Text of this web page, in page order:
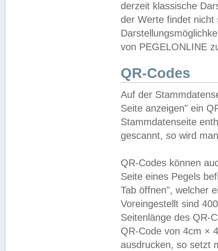
derzeit klassische
der Werte findet
von PEGELONLINE
QR-Codes
Auf der
Seite anzeigen" ein
Stammdatenseite
gescannt, so wird
QR-Codes können
Seite eines Pegels
Tab öffnen", welcher
Voreingestellt sind
Seitenlänge des QR-
QR-Code von 4cm ×
ausdrucken, so setzt